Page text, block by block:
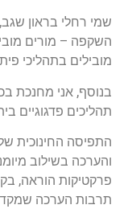
שמי רחלי בראון
השקפה – מורים
מובילים בתהליכי
בנוסף, אני מחנכת
תהליכים פדגוגיים
התפיסה החינוכית
והערכה בשילוב
פרקטיקות הוראה,
תרבות הערכה